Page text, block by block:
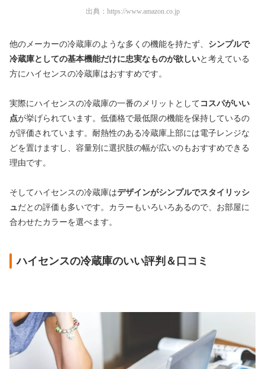
出典： https://www.amazon.co.jp
他のメーカーの冷蔵庫のような多くの機能を持たず、 シンプルで
冷蔵庫としての基本機能だけに忠実なものが欲しいと考えている
方にハイセンスの冷蔵庫はおすすめです。
実際にハイセンスの冷蔵庫の一番のメリットとして コスパがいい
点が挙げられています。低価格で最低限の機能を保持しているの
が評価されています。耐熱性のある冷蔵庫上部には電子レンジな
どを置けますし、容量別に選択肢の幅が広いのもおすすめできる
理由です。
そしてハイセンスの冷蔵庫はデザインがシンプルでスタイリッシ
ュだとの評価も多いです。カラーもいろいろあるので、お部屋に
合わせたカラーを選べます。
ハイセンスの冷蔵庫のいい評判＆口コミ